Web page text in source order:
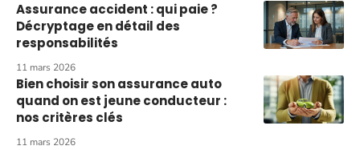
Assurance accident : qui paie ?
Décryptage en détail des
responsabilités
11 mars 2026
Bien choisir son assurance auto
quand on est jeune conducteur :
nos critères clés
11 mars 2026